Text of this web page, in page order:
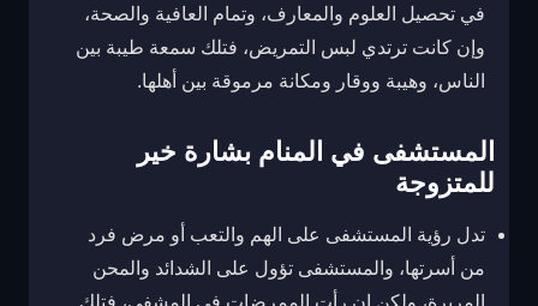
في تحصيل العلوم والمعارف، وتمام العافية والصحة،
وإن كانت ترتدي لبس التمريض، فتلك سمعة طيبة بين
الناس، وهيبة ووقار ومكانة مرموقة بين أهلها.
المستشفى في المنام بشارة خير
للمتزوجة
تدل رؤية المستشفى على الهم والتعب أو مرض فرد
من أسرتها، والمستشفى تؤول على الشدائد والمحن